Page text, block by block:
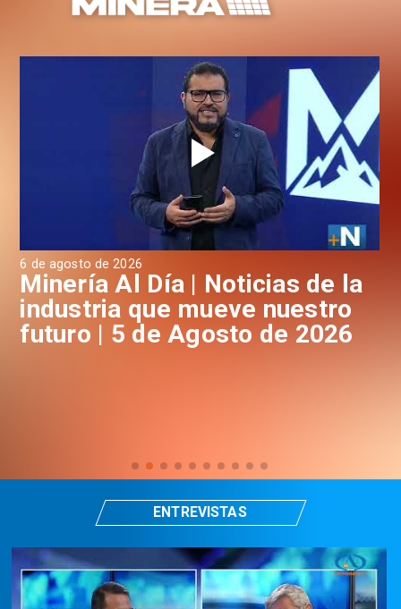
6 de agosto de 2026
Minería Al Día | Noticias de la
industria que mueve nuestro
futuro | 5 de Agosto de 2026
ENTREVISTAS